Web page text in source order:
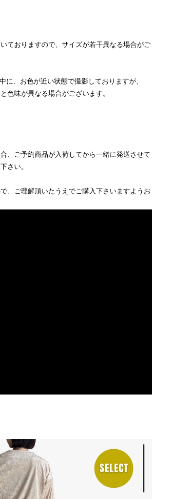
ておりますので、サイズが若干異なる場合がご
、お色が近い状態で撮影しておりますが、
色味が異なる場合がございます。
、ご予約商品が入荷してから一緒に発送させて
さい。
、ご理解頂いたうえでご購入下さいますようお